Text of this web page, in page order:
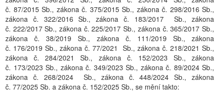
č. 87/2015 Sb., zákona č. 375/2015 Sb., zákona č. 298/2016 Sb.,
zákona č. 322/2016 Sb., zákona č. 183/2017 Sb., zákona
č. 222/2017 Sb., zákona č. 225/2017 Sb., zákona č. 365/2017 Sb.,
zákona č. 38/2019 Sb., zákona č. 111/2019 Sb., zákona
č. 176/2019 Sb., zákona č. 77/2021 Sb., zákona č. 218/2021 Sb.,
zákona č. 284/2021 Sb., zákona č. 152/2023 Sb., zákona
č. 173/2023 Sb., zákona č. 349/2023 Sb., zákona č. 89/2024 Sb.,
zákona č. 268/2024 Sb., zákona č. 448/2024 Sb., zákona
č. 77/2025 Sb. a zákona č. 152/2025 Sb., se mění takto: